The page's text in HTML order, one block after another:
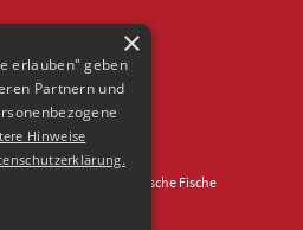
© 2026 Agentur Frische Fische
×
erlauben" geben
Partnern und
Hinweise